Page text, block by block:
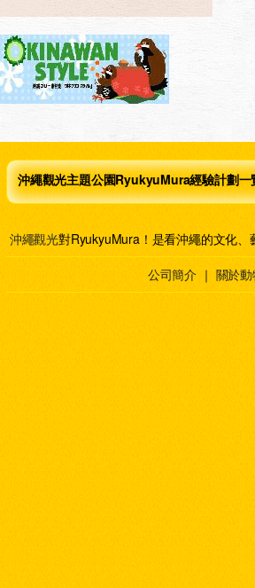
沖繩觀光主題公園RyukyuMura經驗計劃一
沖繩觀光對RyukyuMura！是看沖繩的文化
公司簡介 ｜ 關於